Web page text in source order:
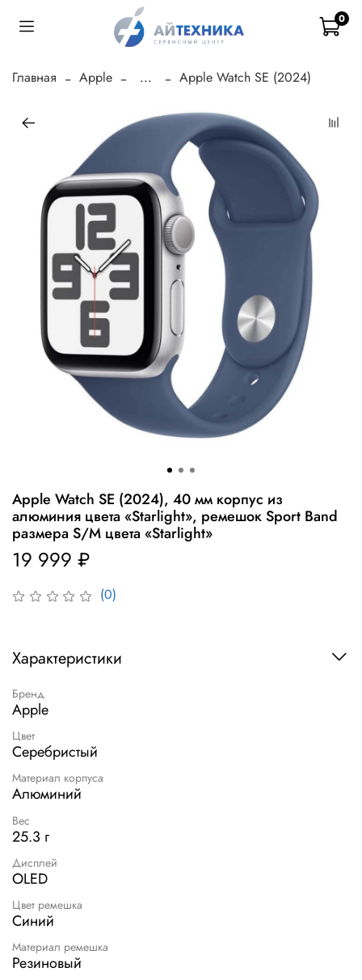
0
Главная Apple ... Apple Watch SE (2024)
(0)
Apple Watch SE (2024), 40 мм корпус из
алюминия цвета «Starlight», ремешок Sport Band
размера S/M цвета «Starlight»
19 999 ₽
Характеристики
Бренд
Apple
Цвет
Серебристый
Материал корпуса
Алюминий
Вес
25.3 г
Дисплей
OLED
Цвет ремешка
Синий
Материал ремешка
Резиновый